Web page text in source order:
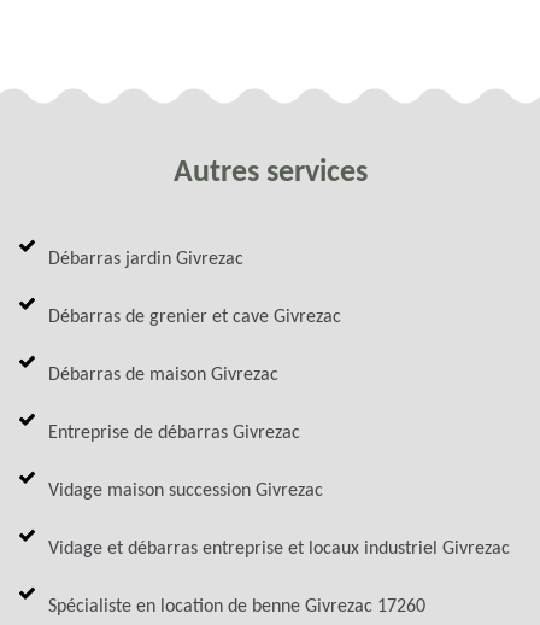
Autres services
Débarras jardin Givrezac
Débarras de grenier et cave Givrezac
Débarras de maison Givrezac
Entreprise de débarras Givrezac
Vidage maison succession Givrezac
Vidage et débarras entreprise et locaux industriel Givrezac
Spécialiste en location de benne Givrezac 17260